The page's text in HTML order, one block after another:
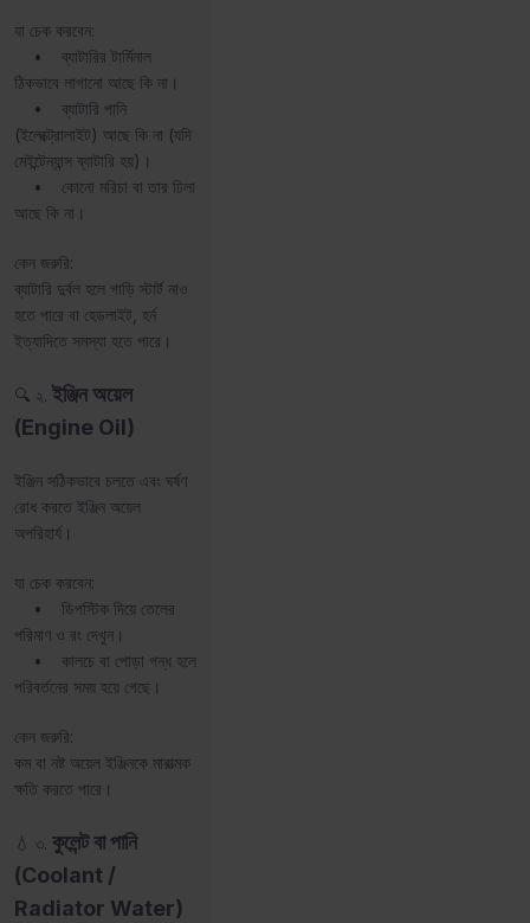
যা চেক করবেন:
• ব্যাটারির টার্মিনাল
ঠিকভাবে লাগানো আছে কি না।
• ব্যাটারি পানি
(ইলেক্ট্রোলাইট) আছে কি না (যদি
মেইন্টেন্যান্স ব্যাটারি হয়)।
• কোনো মরিচা বা তার ঢিলা
আছে কি না।
কেন জরুরি:
ব্যাটারি দুর্বল হলে গাড়ি স্টার্ট নাও
হতে পারে বা হেডলাইট, হর্ন
ইত্যাদিতে সমস্যা হতে পারে।
🔍 ২. ইঞ্জিন অয়েল
(Engine Oil)
ইঞ্জিন সঠিকভাবে চলতে এবং ঘর্ষণ
রোধ করতে ইঞ্জিন অয়েল
অপরিহার্য।
যা চেক করবেন:
• ডিপস্টিক দিয়ে তেলের
পরিমাণ ও রং দেখুন।
• কালচে বা পোড়া গন্ধ হলে
পরিবর্তনের সময় হয়ে গেছে।
কেন জরুরি:
কম বা নষ্ট অয়েল ইঞ্জিনকে মারাত্মক
ক্ষতি করতে পারে।
💧 ৩. কুলেন্ট বা পানি
(Coolant /
Radiator Water)